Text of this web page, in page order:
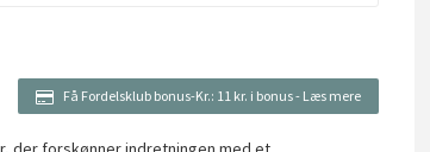
Få Fordelsklub bonus-Kr.: 11 kr. i bonus- Læs mere